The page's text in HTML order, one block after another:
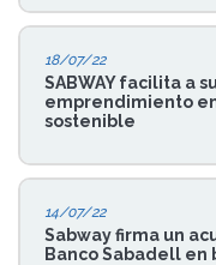
18/07/22
SABWAY facilita a
emprendimiento
sostenible
14/07/22
Sabway firma un
Banco Sabadell